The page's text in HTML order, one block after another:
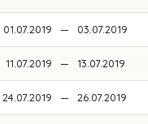
01.07.2019 — 03.07.2019
11.07.2019 — 13.07.2019
24.07.2019 — 26.07.2019